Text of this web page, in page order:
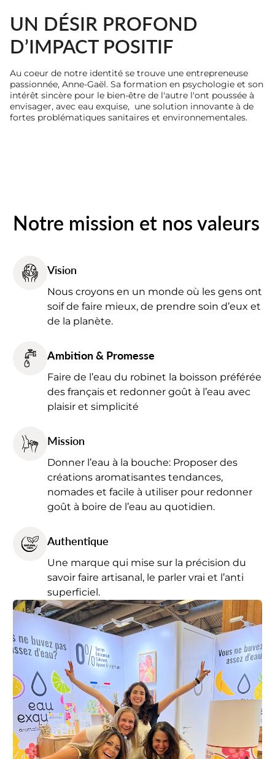
UN DÉSIR PROFOND
D’IMPACT POSITIF
Au coeur de notre identité se trouve une entrepreneuse
passionnée, Anne-Gaël. Sa formation en psychologie et son
intérêt sincère pour le bien-être de l'autre l'ont poussée à
envisager, avec eau exquise, une solution innovante à de
fortes problématiques sanitaires et environnementales.
Notre mission et nos valeurs
Vision
Nous croyons en un monde où les gens ont
soif de faire mieux, de prendre soin d’eux et
de la planète.
Ambition & Promesse
Faire de l’eau du robinet la boisson préférée
des français et redonner goût à l’eau avec
plaisir et simplicité
Mission
Donner l’eau à la bouche: Proposer des
créations aromatisantes tendances,
nomades et facile à utiliser pour redonner
goût à boire de l’eau au quotidien.
Authentique
Une marque qui mise sur la précision du
savoir faire artisanal, le parler vrai et l’anti
superficiel.